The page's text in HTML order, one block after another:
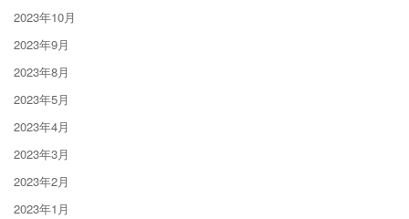
2023年10月
2023年9月
2023年8月
2023年5月
2023年4月
2023年3月
2023年2月
2023年1月